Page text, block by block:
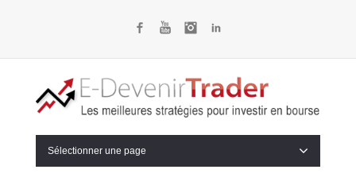
FacebookYouTubeInstagram
Sélectionner une page